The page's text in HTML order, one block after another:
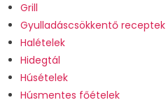
Grill
Gyulladáscsökkentő receptek
Halételek
Hidegtál
Húsételek
Húsmentes főételek